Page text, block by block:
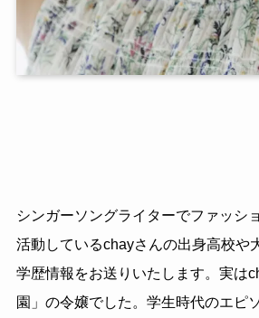
シンガーソングライターでファッシ
活動しているchayさんの出身高校や
学歴情報をお送りいたします。実は
園」の令嬢でした。学生時代のエピ